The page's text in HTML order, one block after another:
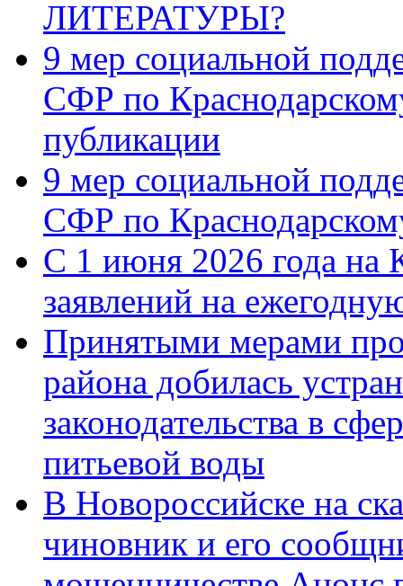
ЛИТЕРАТУРЫ?
9 мер социальной
СФР по
публикации
9 мер социальной
СФР по
С 1 июня 2026 года на
заявлений на
Принятыми мерами
района добилась
законодательства в
питьевой воды
В Новороссийске на
чиновник и его